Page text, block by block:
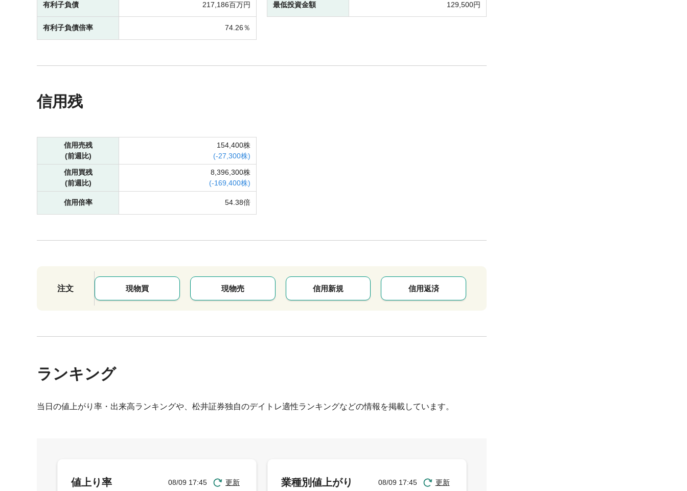
有利子負債 217,186百万円
有利子負債倍率 74.26％
最低投資金額 129,500円
信用残
信用売残
(前週比)
154,400株
(-27,300株)
信用買残
(前週比)
8,396,300株
(-169,400株)
信用倍率 54.38倍
注文 現物買 現物売 信用新規 信用返済
ランキング
当日の値上がり率・出来高ランキングや、松井証券独自のデイトレ適性ランキングなどの情報を掲載しています。